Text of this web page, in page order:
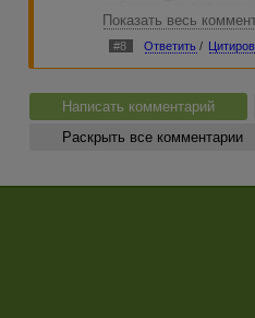
узнать кодировку
<a href="
http://
Показать весь
#8 Ответить /
Написать комментарий
Раскрыть все комментарии